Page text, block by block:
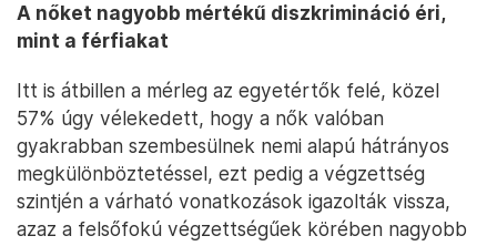
A nőket nagyobb mértékű diszkrimináció éri,
mint a férfiakat
Itt is átbillen a mérleg az egyetértők felé, közel
57% úgy vélekedett, hogy a nők valóban
gyakrabban szembesülnek nemi alapú hátrányos
megkülönböztetéssel, ezt pedig a végzettség
szintjén a várható vonatkozások igazolták vissza,
azaz a felsőfokú végzettségűek körében nagyobb